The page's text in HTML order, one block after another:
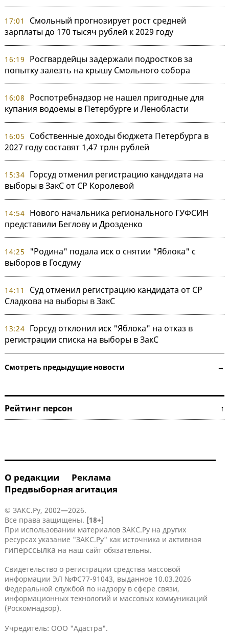
17:01
Смольный прогнозирует рост средней
зарплаты до 170 тысяч рублей к 2029 году
16:19
Росгвардейцы задержали подростков за
попытку залезть на крышу Смольного собора
16:08
Роспотребнадзор не нашел пригодные для
купания водоемы в Петербурге и Ленобласти
16:05
Собственные доходы бюджета Петербурга в
2027 году составят 1,47 трлн рублей
15:34 Горсуд отменил регистрацию кандидата на
выборы в ЗакС от СР Королевой
14:54 Нового начальника регионального ГУФСИН
представили Беглову и Дрозденко
14:25
"Родина" подала иск о снятии "Яблока" с
выборов в Госдуму
14:11
Суд отменил регистрацию кандидата от СР
Сладкова на выборы в ЗакС
13:24 Горсуд отклонил иск "Яблока" на отказ в
регистрации списка на выборы в ЗакС
Смотреть предыдущие новости →
Рейтинг персон ↑
О редакции
Реклама
Предвыборная агитация
© ЗАКС.Ру, 2002—2026.
Все права защищены. [18+]
При использовании материалов ЗАКС.Ру на других
ресурсах указание "ЗАКС.Ру" как источника и активная
гиперссылка на наш сайт обязательны.
Свидетельство о регистрации средства массовой
информации ЭЛ №ФС77-91043, выданное 10.03.2026
Федеральной службой по надзору в сфере связи,
информационных технологий и массовых коммуникаций
(Роскомнадзор).
Учредитель: ООО "Адастра".